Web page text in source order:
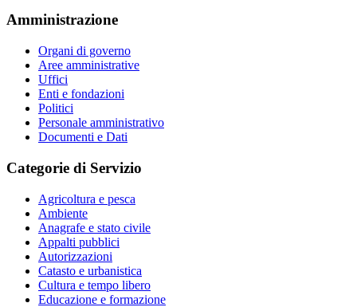
Amministrazione
Organi di governo
Aree amministrative
Uffici
Enti e fondazioni
Politici
Personale amministrativo
Documenti e Dati
Categorie di Servizio
Agricoltura e pesca
Ambiente
Anagrafe e stato civile
Appalti pubblici
Autorizzazioni
Catasto e urbanistica
Cultura e tempo libero
Educazione e formazione